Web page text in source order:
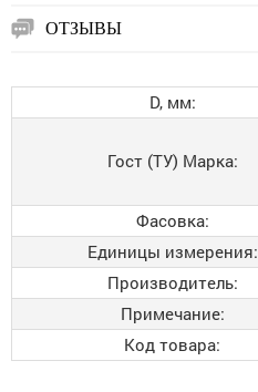
ОТЗЫВЫ
D, мм:
Гост (ТУ) Марка:
Фасовка:
Единицы измерения:
Производитель:
Примечание:
Код товара: